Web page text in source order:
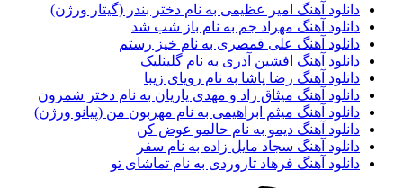
دانلود آهنگ امیر عظیمی به نام دختر بندر (گیتار ورژن)
دانلود آهنگ مهراد جم به نام باز شب شد
دانلود آهنگ علی قمصری به نام خیز رستم
دانلود آهنگ افشین آذری به نام گلینلیک
دانلود آهنگ رضا پاشا به نام رویای زیبا
دانلود آهنگ میثاق راد و مهدی یاریان به نام دختر شمرون
دانلود آهنگ میثم ابراهیمی به نام مهربون من (پیانو ورژن)
دانلود آهنگ دیمو به نام حالمو عوض کن
دانلود آهنگ سجاد مایل زاده به نام سفر
دانلود آهنگ فرهاد تاروردی به نام تماشای تو